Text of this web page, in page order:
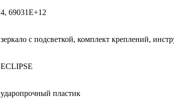
4, 69031E+12
зеркало с подсветкой, комплект креплений,
ECLIPSE
ударопрочный пластик